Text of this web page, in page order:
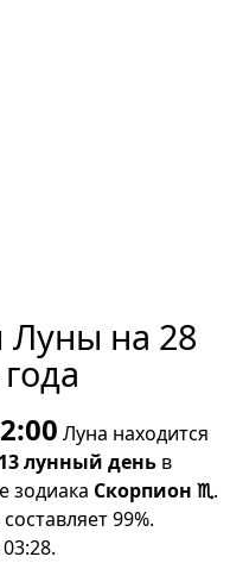
Луны на 28
Луна находится
13 лунный день в
зодиака Скорпион ♏.
99%.